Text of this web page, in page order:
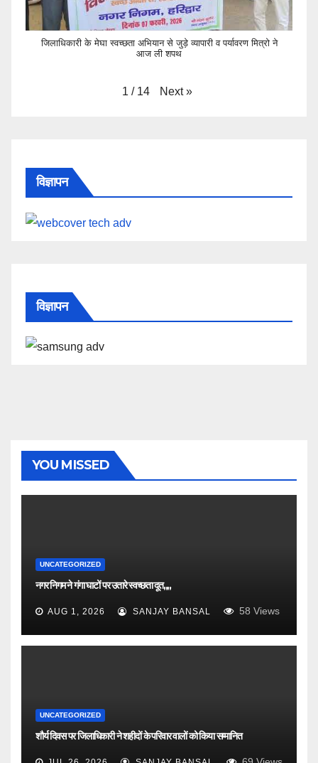
जिलाधिकारी के मेघा स्वच्छता अभियान से जुड़े व्यापारी व पर्यावरण मित्रो ने
आज ली शपथ
1 / 14 Next »
विज्ञापन
विज्ञापन
YOU MISSED
UNCATEGORIZED
नगर निगम ने गंगा घाटों पर उतारे स्वच्छता दूत,,,,
AUG 1, 2026 SANJAY BANSAL 58 Views
UNCATEGORIZED
शौर्य दिवस पर जिलाधिकारी ने शहीदों के परिवार वालों को किया सम्मानित